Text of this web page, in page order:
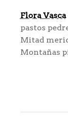
Flora Vasca
pastos
Mitad
Montañas